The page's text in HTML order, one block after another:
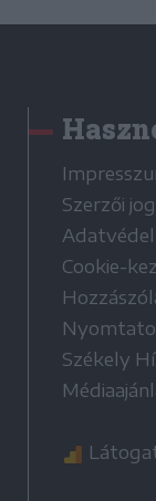
Szerzői
Cookie-
Székely